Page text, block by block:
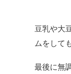
豆乳や大
ムをして
最後に無